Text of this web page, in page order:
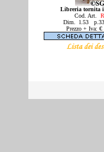
Libreria tornita
Cod. Art.
Dim. l.53
Prezzo + Iva: €